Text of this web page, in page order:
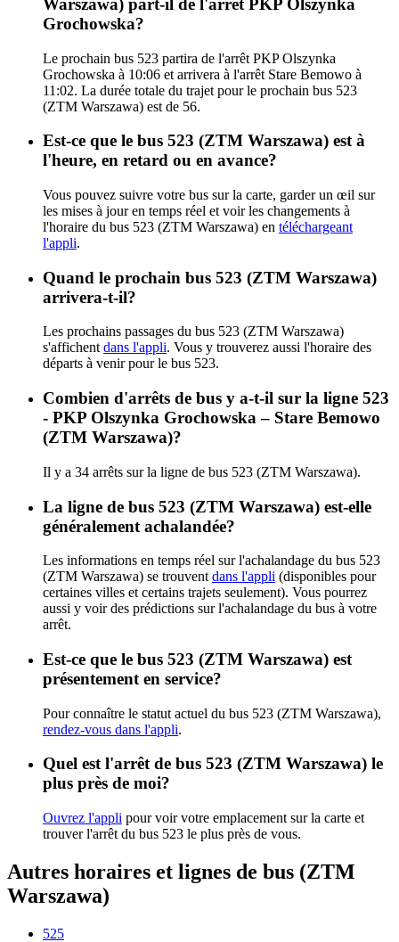
Warszawa) part-il de l'arrêt PKP Olszynka
Grochowska?
Le prochain bus 523 partira de l'arrêt PKP Olszynka
Grochowska à 10:06 et arrivera à l'arrêt Stare Bemowo à
11:02. La durée totale du trajet pour le prochain bus 523
(ZTM Warszawa) est de 56.
Est-ce que le bus 523 (ZTM Warszawa) est à
l'heure, en retard ou en avance?
Vous pouvez suivre votre bus sur la carte, garder un œil sur
les mises à jour en temps réel et voir les changements à
l'horaire du bus 523 (ZTM Warszawa) en téléchargeant
l'appli.
Quand le prochain bus 523 (ZTM Warszawa)
arrivera-t-il?
Les prochains passages du bus 523 (ZTM Warszawa)
s'affichent dans l'appli. Vous y trouverez aussi l'horaire des
départs à venir pour le bus 523.
Combien d'arrêts de bus y a-t-il sur la ligne 523
- PKP Olszynka Grochowska – Stare Bemowo
(ZTM Warszawa)?
Il y a 34 arrêts sur la ligne de bus 523 (ZTM Warszawa).
La ligne de bus 523 (ZTM Warszawa) est-elle
généralement achalandée?
Les informations en temps réel sur l'achalandage du bus 523
(ZTM Warszawa) se trouvent dans l'appli (disponibles pour
certaines villes et certains trajets seulement). Vous pourrez
aussi y voir des prédictions sur l'achalandage du bus à votre
arrêt.
Est-ce que le bus 523 (ZTM Warszawa) est
présentement en service?
Pour connaître le statut actuel du bus 523 (ZTM Warszawa),
rendez-vous dans l'appli.
Quel est l'arrêt de bus 523 (ZTM Warszawa) le
plus près de moi?
Ouvrez l'appli pour voir votre emplacement sur la carte et
trouver l'arrêt du bus 523 le plus près de vous.
Autres horaires et lignes de bus (ZTM
Warszawa)
525